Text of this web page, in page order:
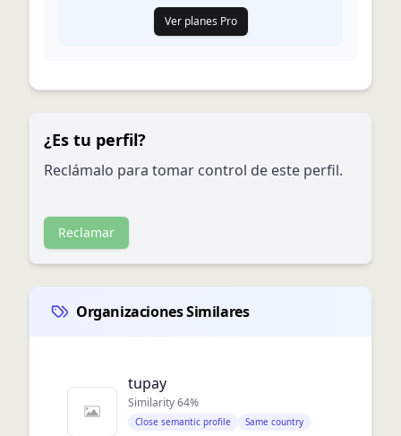
Ver planes Pro
¿Es tu perfil?
Reclámalo para tomar control de este perfil.
Reclamar
Organizaciones Similares
tupay
Similarity64%
Close semantic profile Same country